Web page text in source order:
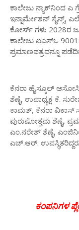
ಕಾಲೇಜು ನ್ಯಾಕ್ನಿಂದ ಎ
ಇನ್ನಾರ್ಮೇಶನ್ ಸೈನ್ಸ್,
ಕೋರ್ಸ್ ಗಳು 2028ರ
ಕಾಲೇಜು ಐಎಸ್ಒ
ಪ್ರಮಾಣಪತ್ರವನ್ನೂ
ಕೆನರಾ ಹೈಸ್ಕೂಲ್
ಶೆಣೈ, ಉಪಾಧ್ಯಕ್ಷ ಕೆ.
ಕಾಮತ್, ಕೆನರಾ ವಿಕಾಸ್
ಪುರುಷೋತ್ತಮ ಶೆಣೈ,
ಎಂ.ನರೇಶ್ ಶೆಣೈ,
ಎಚ್.ಆರ್.
ಕಂಪನಿಗಳ